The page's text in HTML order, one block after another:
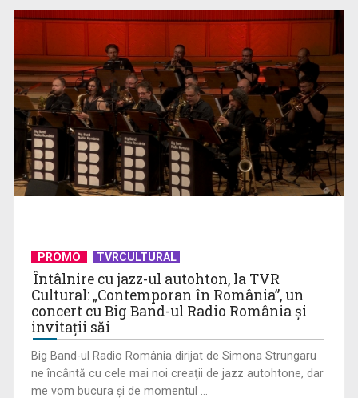
preferinţelor ...
PROMO TVRCULTURAL
Întâlnire cu jazz-ul autohton, la TVR
Cultural: „Contemporan în România”, un
concert cu Big Band-ul Radio România şi
invitaţii săi
Big Band-ul Radio România dirijat de Simona Strungaru
ne încântă cu cele mai noi creaţii de jazz autohtone, dar
me vom bucura şi de momentul ...